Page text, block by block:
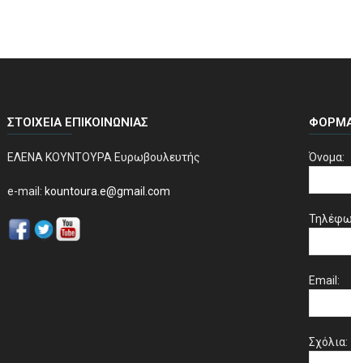
ΣΤΟΙΧΕΊΑ ΕΠΙΚΟΙΝΩΝΊΑΣ
ΕΛΕΝΑ ΚΟΥΝΤΟΥΡΑ Ευρωβουλευτής
e-mail: kountoura.e@gmail.com
ΦΌΡΜΑ
Όνομα:
Email:
Σχόλια: